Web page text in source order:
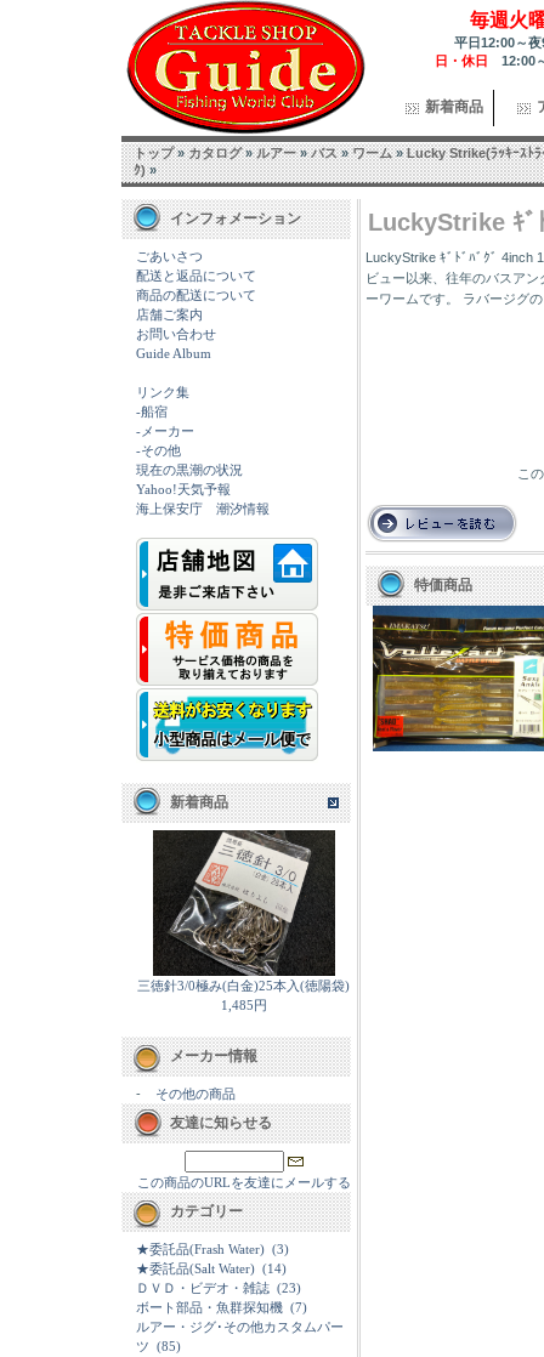
毎週火
平日12:00～
日・休日 12:00
新着商品
トップ»カタログ»ルアー»バス»ワーム»Lucky Strike(ﾗｯｷｰｽﾄﾗ
ｸ)»
インフォメーション
ごあいさつ
配送と返品について
商品の配送について
店舗ご案内
お問い合わせ
Guide Album
リンク集
-船宿
-メーカー
-その他
現在の黒潮の状況
Yahoo!天気予報
海上保安庁 潮汐情報
新着商品
三徳針3/0極み(白金)25本入(徳陽袋)
1,485円
メーカー情報
- その他の商品
友達に知らせる
この商品のURLを友達にメールする
カテゴリー
★委託品(Frash Water) (3)
★委託品(Salt Water) (14)
ＤＶＤ・ビデオ・雑誌 (23)
ボート部品・魚群探知機 (7)
ルアー・ジグ･その他カスタムパー
ツ (85)
LuckyStrike ｷﾞ
LuckyStrike ｷﾞﾄﾞﾊﾞｸﾞ 4inch
ビュー以来、往年のバスア
ーワームです。 ラバージグ
こ
特価商品